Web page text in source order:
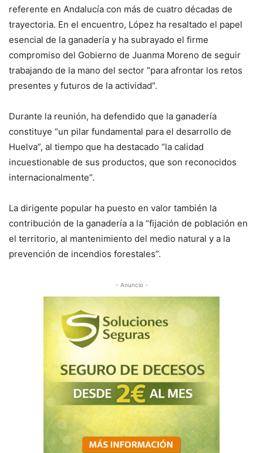
referente en Andalucía con más de cuatro décadas de
trayectoria. En el encuentro, López ha resaltado el papel
esencial de la ganadería y ha subrayado el firme
compromiso del Gobierno de Juanma Moreno de seguir
trabajando de la mano del sector “para afrontar los retos
presentes y futuros de la actividad”.
Durante la reunión, ha defendido que la ganadería
constituye “un pilar fundamental para el desarrollo de
Huelva”, al tiempo que ha destacado “la calidad
incuestionable de sus productos, que son reconocidos
internacionalmente”.
La dirigente popular ha puesto en valor también la
contribución de la ganadería a la “fijación de población en
el territorio, al mantenimiento del medio natural y a la
prevención de incendios forestales”.
- Anuncio -